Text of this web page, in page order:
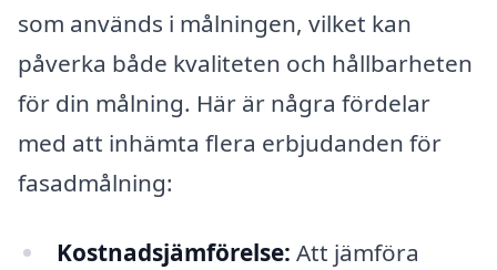
som används i målningen, vilket kan
påverka både kvaliteten och hållbarheten
för din målning. Här är några fördelar
med att inhämta flera erbjudanden för
fasadmålning:
Kostnadsjämförelse: Att jämföra